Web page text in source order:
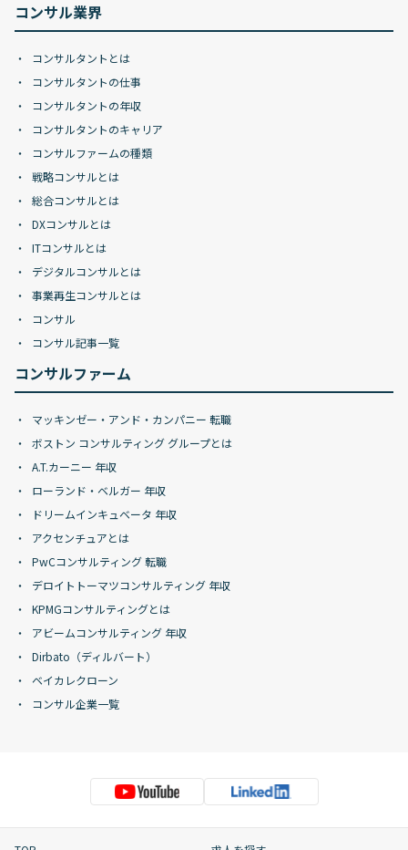
コンサル業界
コンサルタントとは
コンサルタントの仕事
コンサルタントの年収
コンサルタントのキャリア
コンサルファームの種類
戦略コンサルとは
総合コンサルとは
DXコンサルとは
ITコンサルとは
デジタルコンサルとは
事業再生コンサルとは
コンサル
コンサル記事一覧
コンサルファーム
マッキンゼー・アンド・カンパニー 転職
ボストン コンサルティング グループとは
A.T.カーニー 年収
ローランド・ベルガー 年収
ドリームインキュベータ 年収
アクセンチュアとは
PwCコンサルティング 転職
デロイトトーマツコンサルティング 年収
KPMGコンサルティングとは
アビームコンサルティング 年収
Dirbato（ディルバート）
ベイカレクローン
コンサル企業一覧